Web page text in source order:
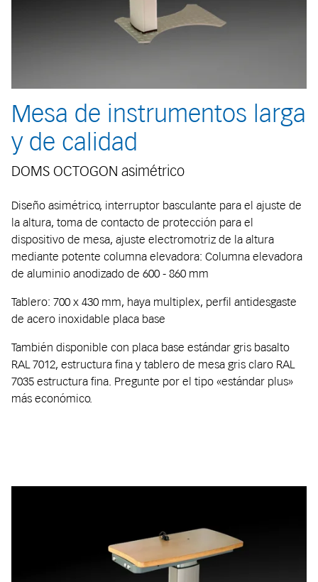
Mesa de instrumentos larga
y de calidad
DOMS OCTOGON asimétrico
Diseño asimétrico, interruptor basculante para el ajuste de
la altura, toma de contacto de protección para el
dispositivo de mesa, ajuste electromotriz de la altura
mediante potente columna elevadora: Columna elevadora
de aluminio anodizado de 600 - 860 mm
Tablero: 700 x 430 mm, haya multiplex, perfil antidesgaste
de acero inoxidable placa base
También disponible con placa base estándar gris basalto
RAL 7012, estructura fina y tablero de mesa gris claro RAL
7035 estructura fina. Pregunte por el tipo «estándar plus»
más económico.